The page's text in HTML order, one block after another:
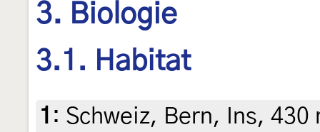
3. Biologie
3.1. Habitat
1 : Schweiz, Bern, Ins,